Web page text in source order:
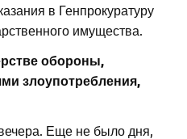
в Генпрокуратуру
имущества.
обороны,
злоупотребления,
Еще не было дня,